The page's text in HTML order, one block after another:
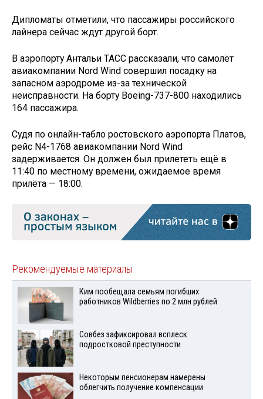
Дипломаты отметили, что пассажиры российского
лайнера сейчас ждут другой борт.
В аэропорту Антальи ТАСС рассказали, что самолёт
авиакомпании Nord Wind совершил посадку на
запасном аэродроме из-за технической
неисправности. На борту Boeing-737-800 находились
164 пассажира.
Судя по онлайн-табло ростовского аэропорта Платов,
рейс N4-1768 авиакомпании Nord Wind
задерживается. Он должен был прилететь ещё в
11:40 по местному времени, ожидаемое время
прилёта — 18:00.
Рекомендуемые материалы
Ким пообещала семьям погибших
работников Wildberries по 2 млн рублей
Совбез зафиксировал всплеск
подростковой преступности
Некоторым пенсионерам намерены
облегчить получение компенсации